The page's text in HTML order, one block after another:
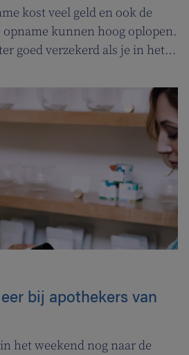
kost veel geld en ook de
opname kunnen hoog oplopen.
goed verzekerd als je in het
Hospitalia Medium via
je optimaal tijdens je
je ook tegen hoge kosten
hebt voor en na je
een heel betaalbare prijs.
bij apothekers van
het weekend nog naar de